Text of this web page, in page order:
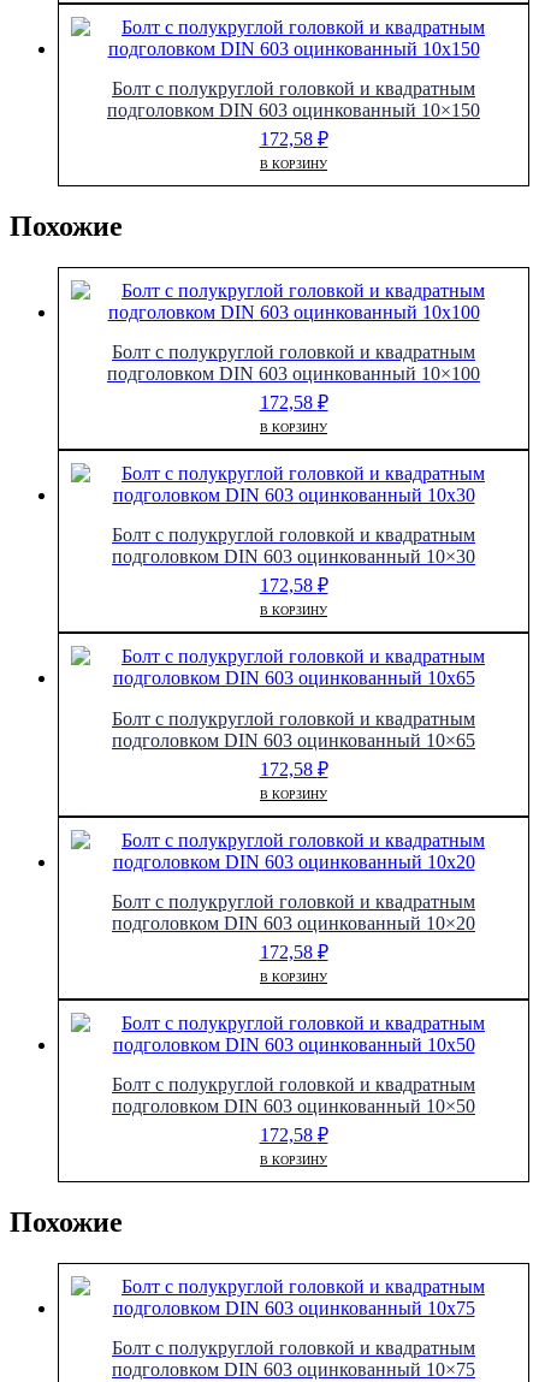
Болт с полукруглой головкой и квадратным
подголовком DIN 603 оцинкованный 10×150
172,58 ₽
В КОРЗИНУ
Похожие
Болт с полукруглой головкой и квадратным
подголовком DIN 603 оцинкованный 10×100
172,58 ₽
В КОРЗИНУ
Болт с полукруглой головкой и квадратным
подголовком DIN 603 оцинкованный 10×30
172,58 ₽
В КОРЗИНУ
Болт с полукруглой головкой и квадратным
подголовком DIN 603 оцинкованный 10×65
172,58 ₽
В КОРЗИНУ
Болт с полукруглой головкой и квадратным
подголовком DIN 603 оцинкованный 10×20
172,58 ₽
В КОРЗИНУ
Болт с полукруглой головкой и квадратным
подголовком DIN 603 оцинкованный 10×50
172,58 ₽
В КОРЗИНУ
Похожие
Болт с полукруглой головкой и квадратным
подголовком DIN 603 оцинкованный 10×75